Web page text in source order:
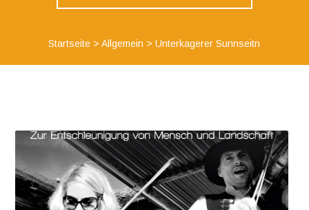
Startseite >Allgemein >Unterkagerer Sunnseitn